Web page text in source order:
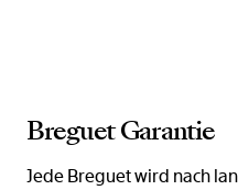
Breguet Garantie
Jede Breguet wird nach